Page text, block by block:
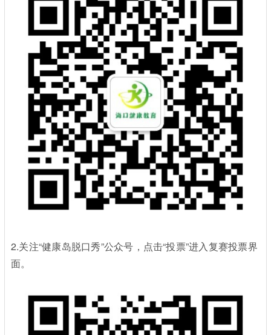
2.关注“健康岛脱口秀”公众号，点击“投票”进入复赛投票界
面。